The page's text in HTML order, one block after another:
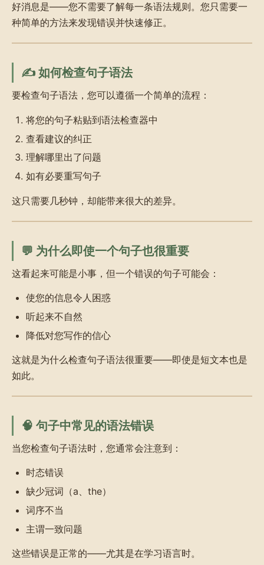
好消息是——您不需要了解每一条语法规则。您只需要一
种简单的方法来发现错误并快速修正。
✍️ 如何检查句子语法
要检查句子语法，您可以遵循一个简单的流程：
将您的句子粘贴到语法检查器中
查看建议的纠正
理解哪里出了问题
如有必要重写句子
这只需要几秒钟，却能带来很大的差异。
💬 为什么即使一个句子也很重要
这看起来可能是小事，但一个错误的句子可能会：
使您的信息令人困惑
听起来不自然
降低对您写作的信心
这就是为什么检查句子语法很重要——即使是短文本也是
如此。
🧠 句子中常见的语法错误
当您检查句子语法时，您通常会注意到：
时态错误
缺少冠词（a、the）
词序不当
主谓一致问题
这些错误是正常的——尤其是在学习语言时。